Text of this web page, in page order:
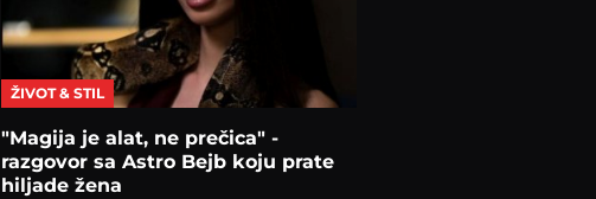
ŽIVOT & STIL
"Magija je alat, ne prečica" -
razgovor sa Astro Bejb koju prate
hiljade žena